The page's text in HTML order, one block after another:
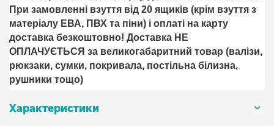
При замовленні взуття від 20 ящиків (крім взуття з
матеріалу ЕВА, ПВХ та піни) і оплаті на карту
доставка безкоштовно! Доставка НЕ ​​
ОПЛАЧУЄТЬСЯ за великогабаритний товар (валізи,
рюкзаки, сумки, покривала, постільна білизна,
рушники тощо)
Характеристики